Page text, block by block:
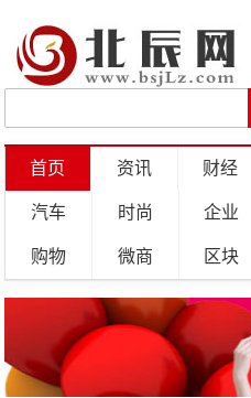
首页 资讯 财经
汽车 时尚 企业
购物 微商 区块